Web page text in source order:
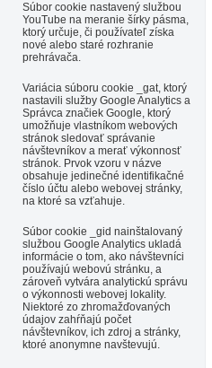
Súbor cookie nastavený službou
YouTube na meranie šírky pásma,
ktorý určuje, či používateľ získa
nové alebo staré rozhranie
prehrávača.
Variácia súboru cookie _gat, ktorý
nastavili služby Google Analytics a
Správca značiek Google, ktorý
umožňuje vlastníkom webových
stránok sledovať správanie
návštevníkov a merať výkonnosť
stránok. Prvok vzoru v názve
obsahuje jedinečné identifikačné
číslo účtu alebo webovej stránky,
na ktoré sa vzťahuje.
Súbor cookie _gid nainštalovaný
službou Google Analytics ukladá
informácie o tom, ako návštevníci
používajú webovú stránku, a
zároveň vytvára analytickú správu
o výkonnosti webovej lokality.
Niektoré zo zhromažďovaných
údajov zahŕňajú počet
návštevníkov, ich zdroj a stránky,
ktoré anonymne navštevujú.